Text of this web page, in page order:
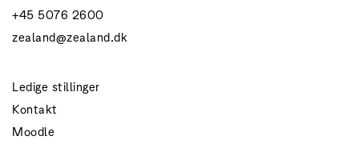
+45 5076 2600
zealand@zealand.dk
Ledige stillinger
Kontakt
Moodle